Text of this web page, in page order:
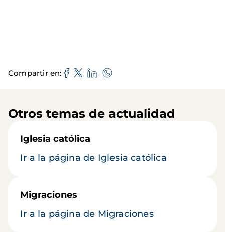
Compartir en
Otros temas de actualidad
Iglesia católica
Ir a la página de Iglesia católica
Migraciones
Ir a la página de Migraciones